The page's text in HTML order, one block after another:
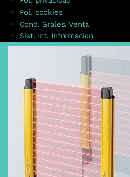
Pol. cookies
Cond. Grales. Venta
Sist. Int. Información